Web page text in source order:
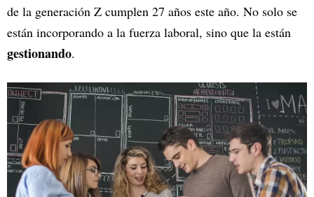
de la generación Z cumplen 27 años este año. No solo se
están incorporando a la fuerza laboral, sino que la están
gestionando.